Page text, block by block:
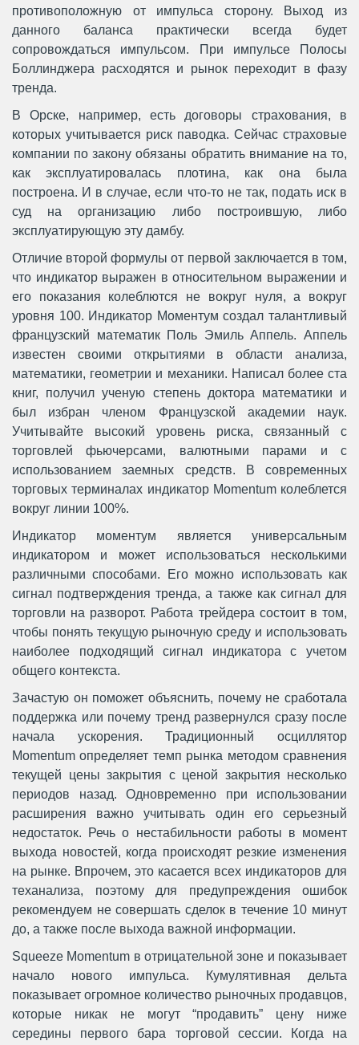
противоположную от импульса сторону. Выход из
данного баланса практически всегда будет
сопровождаться импульсом. При импульсе Полосы
Боллинджера расходятся и рынок переходит в фазу
тренда.
В Орске, например, есть договоры страхования, в
которых учитывается риск паводка. Сейчас страховые
компании по закону обязаны обратить внимание на то,
как эксплуатировалась плотина, как она была
построена. И в случае, если что-то не так, подать иск в
суд на организацию либо построившую, либо
эксплуатирующую эту дамбу.
Отличие второй формулы от первой заключается в том,
что индикатор выражен в относительном выражении и
его показания колеблются не вокруг нуля, а вокруг
уровня 100. Индикатор Моментум создал талантливый
французский математик Поль Эмиль Аппель. Аппель
известен своими открытиями в области анализа,
математики, геометрии и механики. Написал более ста
книг, получил ученую степень доктора математики и
был избран членом Французской академии наук.
Учитывайте высокий уровень риска, связанный с
торговлей фьючерсами, валютными парами и с
использованием заемных средств. В современных
торговых терминалах индикатор Momentum колеблется
вокруг линии 100%.
Индикатор моментум является универсальным
индикатором и может использоваться несколькими
различными способами. Его можно использовать как
сигнал подтверждения тренда, а также как сигнал для
торговли на разворот. Работа трейдера состоит в том,
чтобы понять текущую рыночную среду и использовать
наиболее подходящий сигнал индикатора с учетом
общего контекста.
Зачастую он поможет объяснить, почему не сработала
поддержка или почему тренд развернулся сразу после
начала ускорения. Традиционный осциллятор
Momentum определяет темп рынка методом сравнения
текущей цены закрытия с ценой закрытия несколько
периодов назад. Одновременно при использовании
расширения важно учитывать один его серьезный
недостаток. Речь о нестабильности работы в момент
выхода новостей, когда происходят резкие изменения
на рынке. Впрочем, это касается всех индикаторов для
теханализа, поэтому для предупреждения ошибок
рекомендуем не совершать сделок в течение 10 минут
до, а также после выхода важной информации.
Squeeze Momentum в отрицательной зоне и показывает
начало нового импульса. Кумулятивная дельта
показывает огромное количество рыночных продавцов,
которые никак не могут “продавить” цену ниже
середины первого бара торговой сессии. Когда на